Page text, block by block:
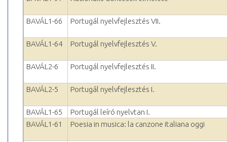
BAVÁL1-66 Portugál nyelvfejlesztés VII.
BAVÁL1-64 Portugál nyelvfejlesztés V.
BAVÁL2-6 Portugál nyelvfejlesztés II.
BAVÁL2-5 Portugál nyelvfejlesztés I.
BAVÁL1-65
Portugál leíró nyelvtan I.
BAVÁL1-61
Poesia in musica: la canzone italiana oggi